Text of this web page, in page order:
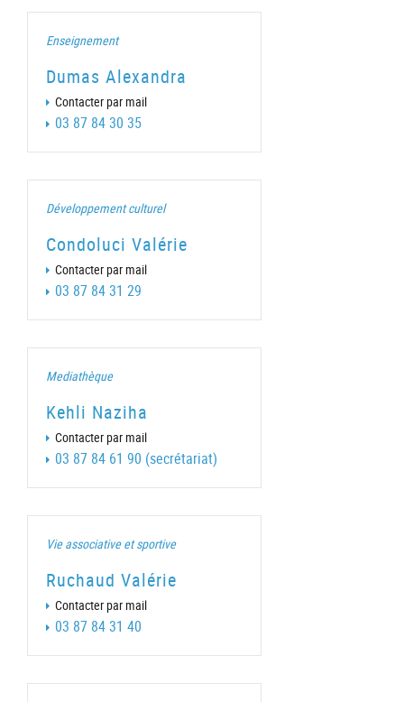
Enseignement
Dumas Alexandra
Contacter par mail
03 87 84 30 35
Développement culturel
Condoluci Valérie
Contacter par mail
03 87 84 31 29
Mediathèque
Kehli Naziha
Contacter par mail
03 87 84 61 90 (secrétariat)
Vie associative et sportive
Ruchaud Valérie
Contacter par mail
03 87 84 31 40